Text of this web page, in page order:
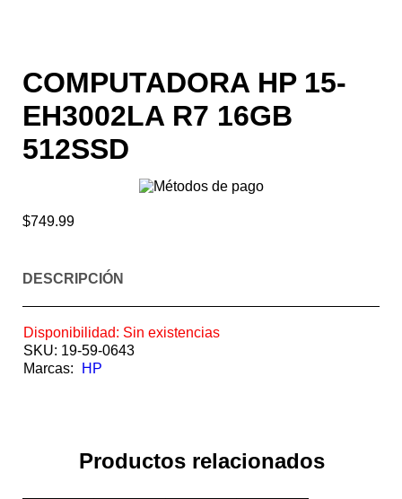
COMPUTADORA HP 15-
EH3002LA R7 16GB
512SSD
$749.99
DESCRIPCIÓN
Disponibilidad: Sin existencias
SKU: 19-59-0643
Marcas:
HP
Productos relacionados